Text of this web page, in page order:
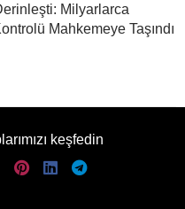
Milyarlarca
Mahkemeye Taşındı
keşfedin